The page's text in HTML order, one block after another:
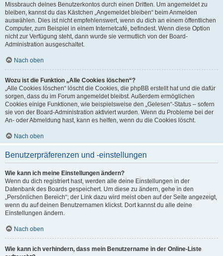
Missbrauch deines Benutzerkontos durch einen Dritten. Um angemeldet zu
bleiben, kannst du das Kästchen „Angemeldet bleiben“ beim Anmelden
auswählen. Dies ist nicht empfehlenswert, wenn du dich an einem öffentlichen
Computer, zum Beispiel in einem Internetcafé, befindest. Wenn diese Option
nicht zur Verfügung steht, dann wurde sie vermutlich von der Board-
Administration ausgeschaltet.
Nach oben
Wozu ist die Funktion „Alle Cookies löschen“?
„Alle Cookies löschen“ löscht die Cookies, die phpBB erstellt hat und die dafür
sorgen, dass du im Forum angemeldet bleibst. Außerdem ermöglichen
Cookies einige Funktionen, wie beispielsweise den „Gelesen“-Status – sofern
sie von der Board-Administration aktiviert wurden. Wenn du Probleme bei der
An- oder Abmeldung hast, kann es helfen, wenn du die Cookies löscht.
Nach oben
Benutzerpräferenzen und -einstellungen
Wie kann ich meine Einstellungen ändern?
Wenn du dich registriert hast, werden alle deine Einstellungen in der
Datenbank des Boards gespeichert. Um diese zu ändern, gehe in den
„Persönlichen Bereich“; der Link dazu wird meist oben auf der Seite angezeigt,
wenn du auf deinen Benutzernamen klickst. Dort kannst du alle deine
Einstellungen ändern.
Nach oben
Wie kann ich verhindern, dass mein Benutzername in der Online-Liste